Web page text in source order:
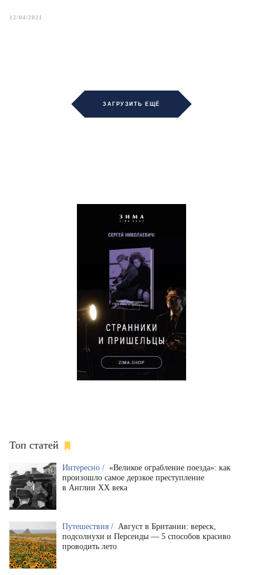
12/04/2021
ЗАГРУЗИТЬ ЕЩЁ
Топ статей
Интересно / «Великое ограбление поезда»: как
произошло самое дерзкое преступление
в Англии XX века
Путешествия / Август в Британии: вереск,
подсолнухи и Персеиды — 5 способов красиво
проводить лето